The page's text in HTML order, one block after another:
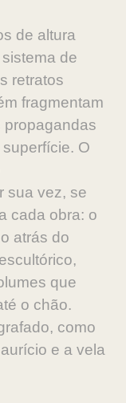
de altura
de
retratos
fragmentam
propagandas
O
sua vez, se
cada obra: o
atrás do
que
o chão.
como
e a vela